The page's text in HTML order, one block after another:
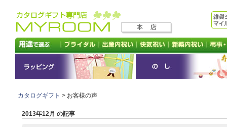
カタログギフト > お客様の声
2013年12月 の記事